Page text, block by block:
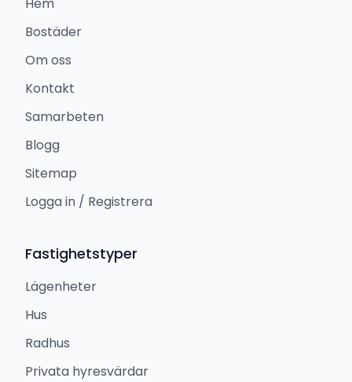
Hem
Bostäder
Om oss
Kontakt
Samarbeten
Blogg
Sitemap
Logga in / Registrera
Fastighetstyper
Lägenheter
Hus
Radhus
Privata hyresvärdar